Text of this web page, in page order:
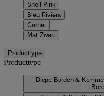
Shell Pink
Bleu Riviera
Garnet
Mat Zwart
Producttype
Producttype
Diepe Borden &